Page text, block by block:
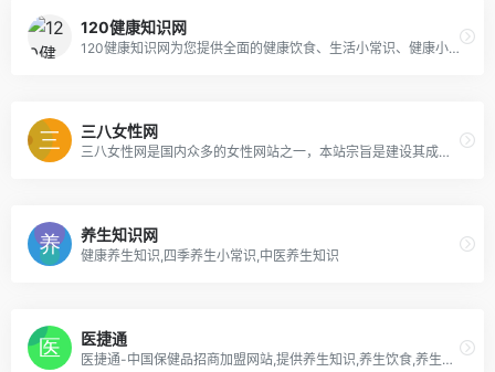
120健康知识网
120健康知识网为您提供全面的健康饮食、生活小常识、健康小常识、保健养生知识、健康小知识、男性、女性健康等两性健康小窍门.
三八女性网
三八女性网是国内众多的女性网站之一，本站宗旨是建设其成为女性综合话题空间平台，贴心地引领女性时尚潮流，享受现代健康生活的追求。
养生知识网
健康养生知识,四季养生小常识,中医养生知识
医捷通
医捷通-中国保健品招商加盟网站,提供养生知识,养生饮食,养生茶,养生汤,养生食疗,中医养生,经络养生,中药养生,保健养生等健康养生常识,最专业的中医四季养生知识网站！